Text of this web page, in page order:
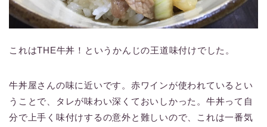
これはTHE牛丼！というかんじの王道味付けでした。
牛丼屋さんの味に近いです。赤ワインが使われているとい
うことで、タレが味わい深くておいしかった。牛丼って自
分で上手く味付けするの意外と難しいので、これは一番気